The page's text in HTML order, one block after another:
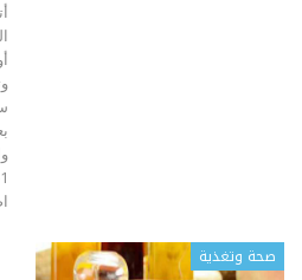
صحة وتغذية